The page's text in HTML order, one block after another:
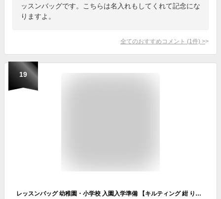
ッスンバッグです。こちらは名入れもしてくれて記念にな
りますよ。
全てのおすすめコメント (1 件) >
19
レッスンバッグ 幼稚園・小学校 入園入学準備 【キルティング 紺 りぼん】キルティング レッスンバッグ サイズ小 名入れ 刺繍色が選べてイニシャル入り 手作り 軽い 名前 刺繍 無地 幼稚園・保育園・小学校低学年にピッタリ